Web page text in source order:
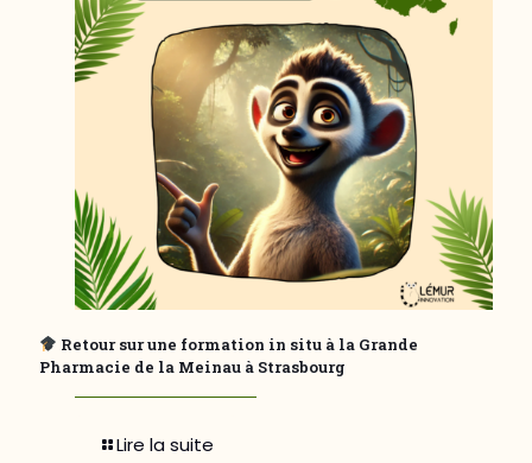
Retour sur une formation in situ à la Grande
Pharmacie de la Meinau à Strasbourg
Lire la suite